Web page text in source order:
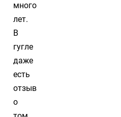
много
лет.
В
гугле
даже
есть
отзыв
о